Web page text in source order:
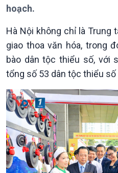
hoạch.
Hà Nội không chỉ là Trung
giao thoa văn hóa, trong
bào dân tộc thiểu số, với
tổng số 53 dân tộc thiểu